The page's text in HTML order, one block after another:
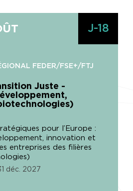
J-18
FEDER/FSE+/FTJ
Juste -
pour l’Europe :
innovation et
entreprises des filières
déc. 2027